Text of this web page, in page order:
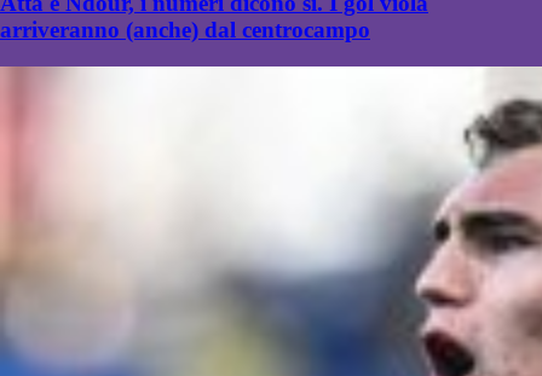
arriveranno (anche) dal centrocampo